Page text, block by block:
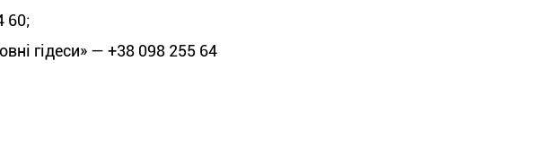
60;
гідеси» — +38 098 255 64